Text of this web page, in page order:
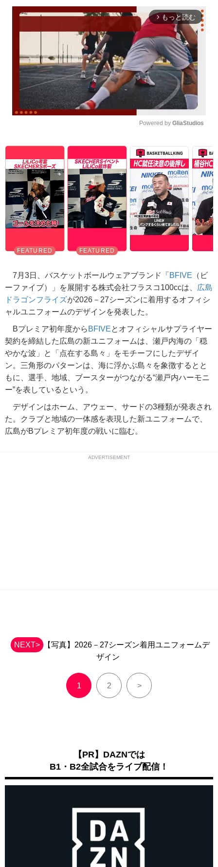
arrow_forward_ios もっと読む
Powered by GliaStudios
7月3日、バスケットボールウェアブランド「 BFIVE （ビ
ーファイブ）」を展開する株式会社フラスコ100ccは、
広島
ドラゴンフライズが2026－27シーズンに着用するオフィシ
ャルユニフォームのデザインを発表した。
Bプレミア初年度から BFIVEとオフィシャルサプライヤー
契約を締結した広島の新ユニフォームは、瀬戸内海の「穏
やかな波」と「点在する島々」をモチーフにしたデザイ
ン。三角形のパターンは、海に浮かぶ島々を象徴するとと
もに、選手、地域、ブースターがつながる“瀬戸内ハーモニ
ー”を表しているという。
デザインはホーム、アウェー、サードの3種類が発表され
た。クラブと地域の一体感を表現した新ユニフォームで、
広島がBプレミア初年度の戦いに臨む。
ADVERTISEMENT
NEXT>
【写真】2026－27シーズン着用ユニフォームデ
ザイン
1 2 >
【PR】DAZNでは
B1・B2全試合をライブ配信！